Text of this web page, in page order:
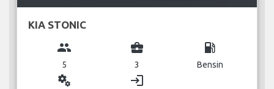
KIA STONIC
group
5
business_center
3
local_gas_station
Bensin
miscellaneous_services login